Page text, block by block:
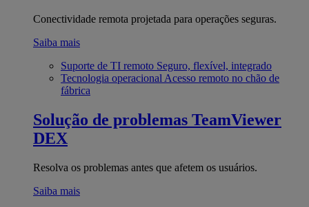
Conectividade remota projetada para operações seguras.
Saiba mais
Suporte de TI remoto Seguro, flexível, integrado
Tecnologia operacional Acesso remoto no chão de
fábrica
Solução de problemas TeamViewer
DEX
Resolva os problemas antes que afetem os usuários.
Saiba mais